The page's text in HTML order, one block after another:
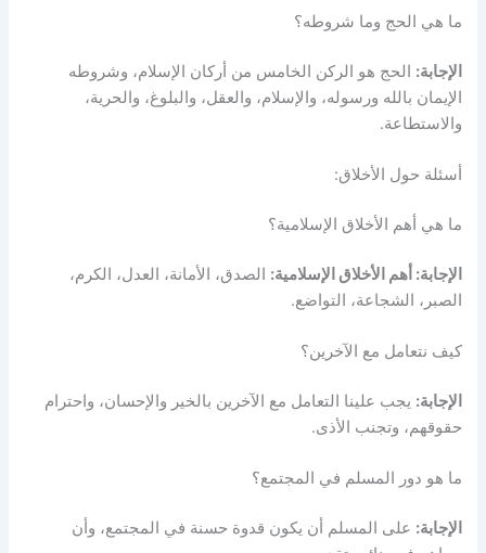
ما هي الحج وما شروطه؟
الإجابة: الحج هو الركن الخامس من أركان الإسلام، وشروطه
الإيمان بالله ورسوله، والإسلام، والعقل، والبلوغ، والحرية،
والاستطاعة.
أسئلة حول الأخلاق:
ما هي أهم الأخلاق الإسلامية؟
الإجابة: أهم الأخلاق الإسلامية: الصدق، الأمانة، العدل، الكرم،
الصبر، الشجاعة، التواضع.
كيف نتعامل مع الآخرين؟
الإجابة: يجب علينا التعامل مع الآخرين بالخير والإحسان، واحترام
حقوقهم، وتجنب الأذى.
ما هو دور المسلم في المجتمع؟
الإجابة: على المسلم أن يكون قدوة حسنة في المجتمع، وأن